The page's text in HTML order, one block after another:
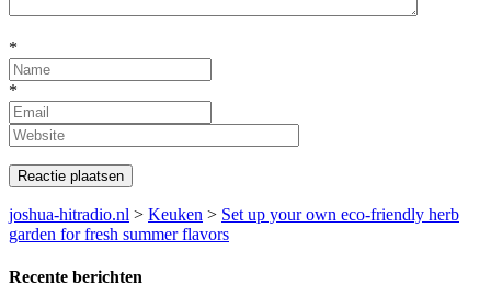
*
*
joshua-hitradio.nl > Keuken > Set up your own eco-friendly herb
garden for fresh summer flavors
Recente berichten